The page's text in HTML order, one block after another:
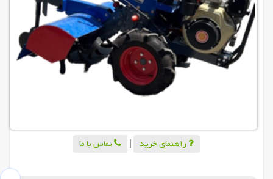
راهنمای خرید | تماس با ما